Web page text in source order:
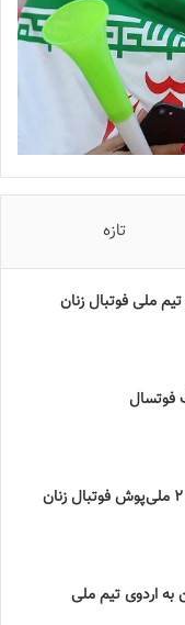
تازه
ملى فوتبال زنان
فوتسال